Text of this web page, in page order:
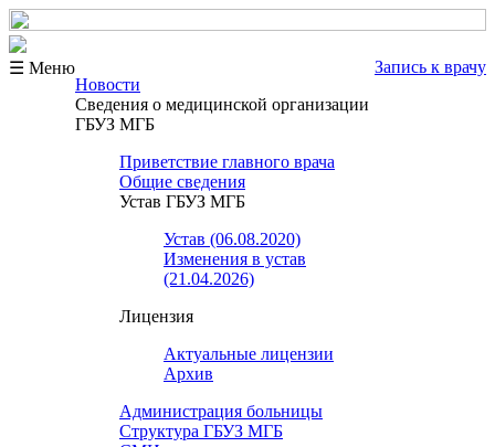
☰ Меню
Запись к врачу
Новости
Сведения о медицинской организации
ГБУЗ МГБ
Приветствие главного врача
Общие сведения
Устав ГБУЗ МГБ
Устав (06.08.2020)
Изменения в устав
(21.04.2026)
Лицензия
Актуальные лицензии
Архив
Администрация больницы
Структура ГБУЗ МГБ